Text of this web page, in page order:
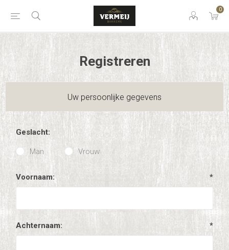
0
Registreren
Uw persoonlijke gegevens
Geslacht:
Man Vrouw
Voornaam: *
Achternaam: *